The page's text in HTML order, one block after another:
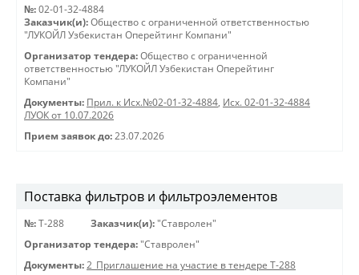
№: 02-01-32-4884
Заказчик(и): Общество с ограниченной ответственностью
"ЛУКОЙЛ Узбекистан Оперейтинг Компани"
Организатор тендера: Общество с ограниченной
ответственностью "ЛУКОЙЛ Узбекистан Оперейтинг
Компани"
Документы: Прил. к Исх.№02-01-32-4884, Исх. 02-01-32-4884
ЛУОК от 10.07.2026
Прием заявок до: 23.07.2026
Поставка фильтров и фильтроэлементов
№: Т-288 Заказчик(и): "Ставролен"
Организатор тендера: "Ставролен"
Документы: 2_Приглашение на участие в тендере Т-288